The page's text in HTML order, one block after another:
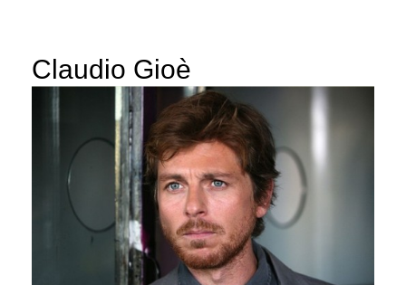
Claudio Gioè